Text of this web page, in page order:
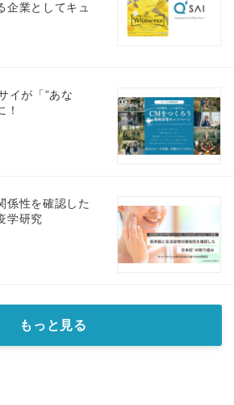
企業としてキュ
イが「”あな
！
係性を確認した
学研究
もっと見る